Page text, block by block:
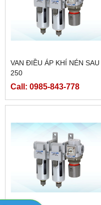
VAN ĐIỀU ÁP KHÍ NÉN SAU
250
Call: 0985-843-778